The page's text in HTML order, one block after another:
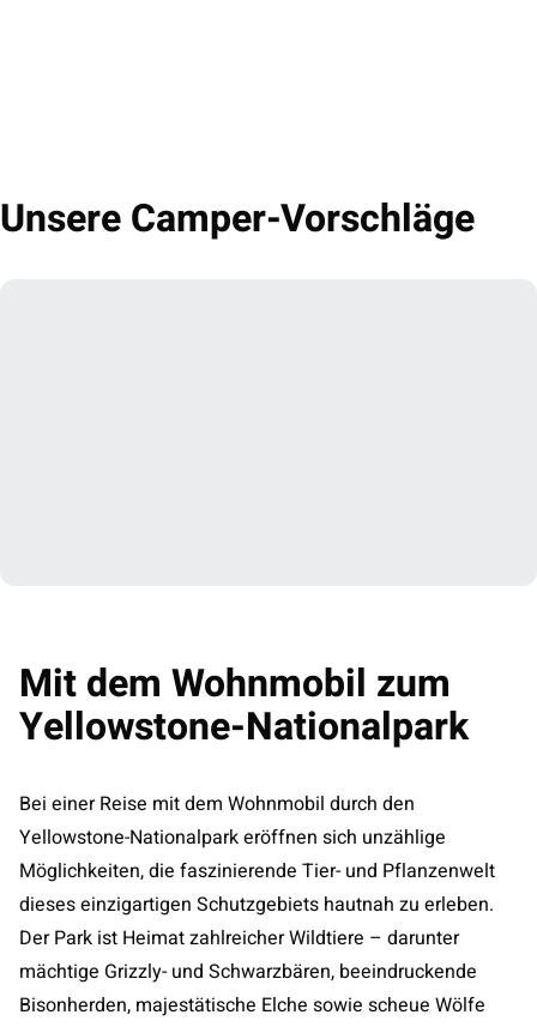
Unsere Camper-Vorschläge
Mit dem Wohnmobil zum
Yellowstone-Nationalpark
Bei einer Reise mit dem Wohnmobil durch den
Yellowstone-Nationalpark eröffnen sich unzählige
Möglichkeiten, die faszinierende Tier- und Pflanzenwelt
dieses einzigartigen Schutzgebiets hautnah zu erleben.
Der Park ist Heimat zahlreicher Wildtiere – darunter
mächtige Grizzly- und Schwarzbären, beeindruckende
Bisonherden, majestätische Elche sowie scheue Wölfe